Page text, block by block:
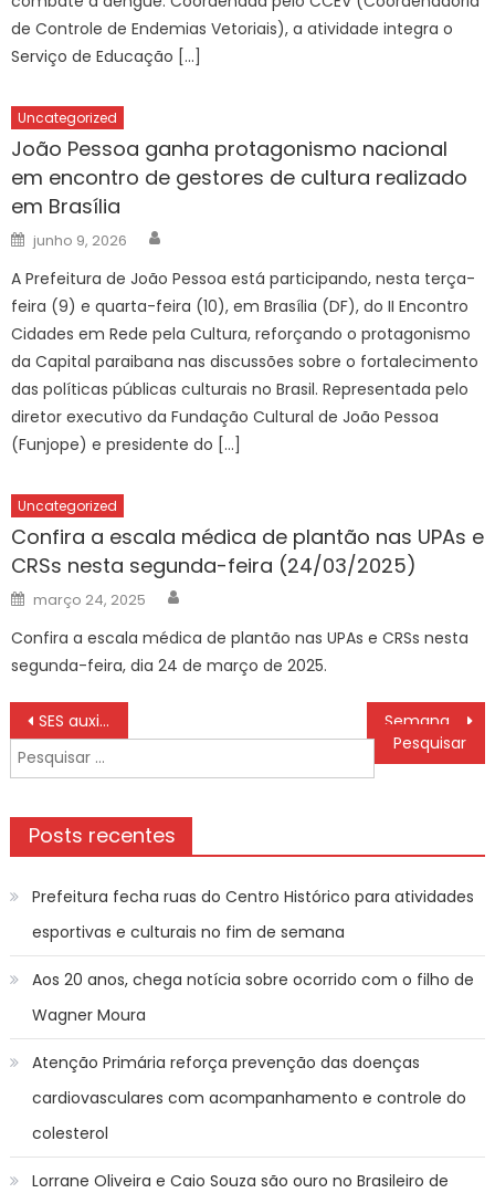
de Controle de Endemias Vetoriais), a atividade integra o
Serviço de Educação […]
Uncategorized
João Pessoa ganha protagonismo nacional
em encontro de gestores de cultura realizado
em Brasília
Posted
on
junho 9, 2026
A Prefeitura de João Pessoa está participando, nesta terça-
feira (9) e quarta-feira (10), em Brasília (DF), do II Encontro
Cidades em Rede pela Cultura, reforçando o protagonismo
da Capital paraibana nas discussões sobre o fortalecimento
das políticas públicas culturais no Brasil. Representada pelo
diretor executivo da Fundação Cultural de João Pessoa
(Funjope) e presidente do […]
Uncategorized
Confira a escala médica de plantão nas UPAs e
CRSs nesta segunda-feira (24/03/2025)
Posted
on
março 24, 2025
Confira a escala médica de plantão nas UPAs e CRSs nesta
segunda-feira, dia 24 de março de 2025.
Navegação
de
Post
SES auxilia na compra de raio-X panorâmico para equipar municípios com estrutura odontológica avançada
Pesquisar
por:
Posts recentes
Prefeitura fecha ruas do Centro Histórico para atividades
esportivas e culturais no fim de semana
Aos 20 anos, chega notícia sobre ocorrido com o filho de
Wagner Moura
Atenção Primária reforça prevenção das doenças
cardiovasculares com acompanhamento e controle do
colesterol
Lorrane Oliveira e Caio Souza são ouro no Brasileiro de